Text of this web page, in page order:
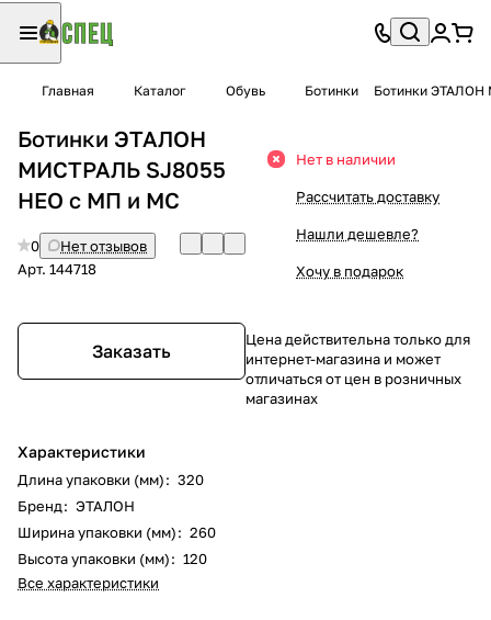
Главная Каталог Обувь Ботинки Ботинки
Ботинки ЭТАЛОН
МИСТРАЛЬ SJ8055
НЕО с МП и МС
0
Нет отзывов
Арт. 144718
Заказать
Характеристики
Длина упаковки (мм): 320
Бренд: ЭТАЛОН
Ширина упаковки (мм): 260
Высота упаковки (мм): 120
Все характеристики
Нет в наличии
Рассчитать доставку
Нашли дешевле?
Хочу в подарок
Цена действительна только для
интернет-магазина и может
отличаться от цен в розничных
магазинах